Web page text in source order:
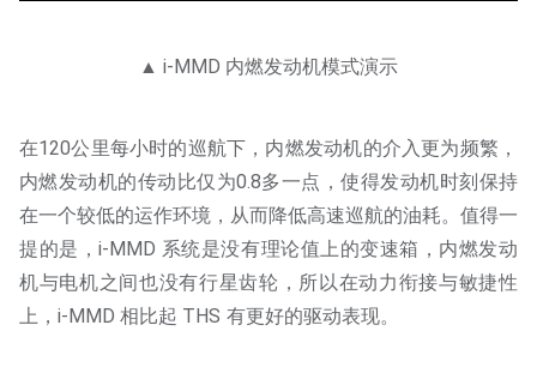
▲ i-MMD 内燃发动机模式演示
在120公里每小时的巡航下，内燃发动机的介入更为频繁，
内燃发动机的传动比仅为0.8多一点，使得发动机时刻保持
在一个较低的运作环境，从而降低高速巡航的油耗。值得一
提的是，i-MMD 系统是没有理论值上的变速箱，内燃发动
机与电机之间也没有行星齿轮，所以在动力衔接与敏捷性
上，i-MMD 相比起 THS 有更好的驱动表现。